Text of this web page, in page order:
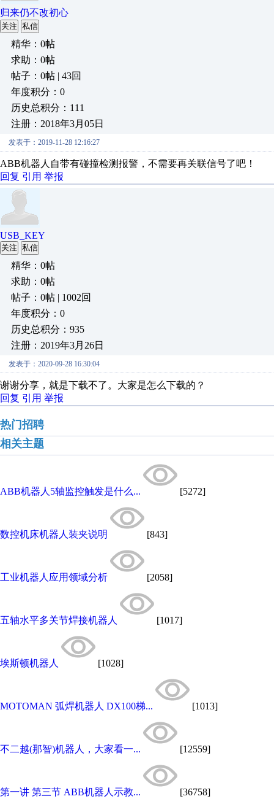
归来仍不改初心
关注 私信
精华：0帖
求助：0帖
帖子：0帖 | 43回
年度积分：0
历史总积分：111
注册：2018年3月05日
发表于：2019-11-28 12:16:27
ABB机器人自带有碰撞检测报警，不需要再关联信号了吧！
回复 引用 举报
USB_KEY
关注 私信
精华：0帖
求助：0帖
帖子：0帖 | 1002回
年度积分：0
历史总积分：935
注册：2019年3月26日
发表于：2020-09-28 16:30:04
谢谢分享，就是下载不了。大家是怎么下载的？
回复 引用 举报
热门招聘
相关主题
ABB机器人5轴监控触发是什么... [5272]
数控机床机器人装夹说明 [843]
工业机器人应用领域分析 [2058]
五轴水平多关节焊接机器人 [1017]
埃斯顿机器人 [1028]
MOTOMAN 弧焊机器人 DX100梯... [1013]
不二越(那智)机器人，大家看一... [12559]
第一讲 第三节 ABB机器人示教... [36758]